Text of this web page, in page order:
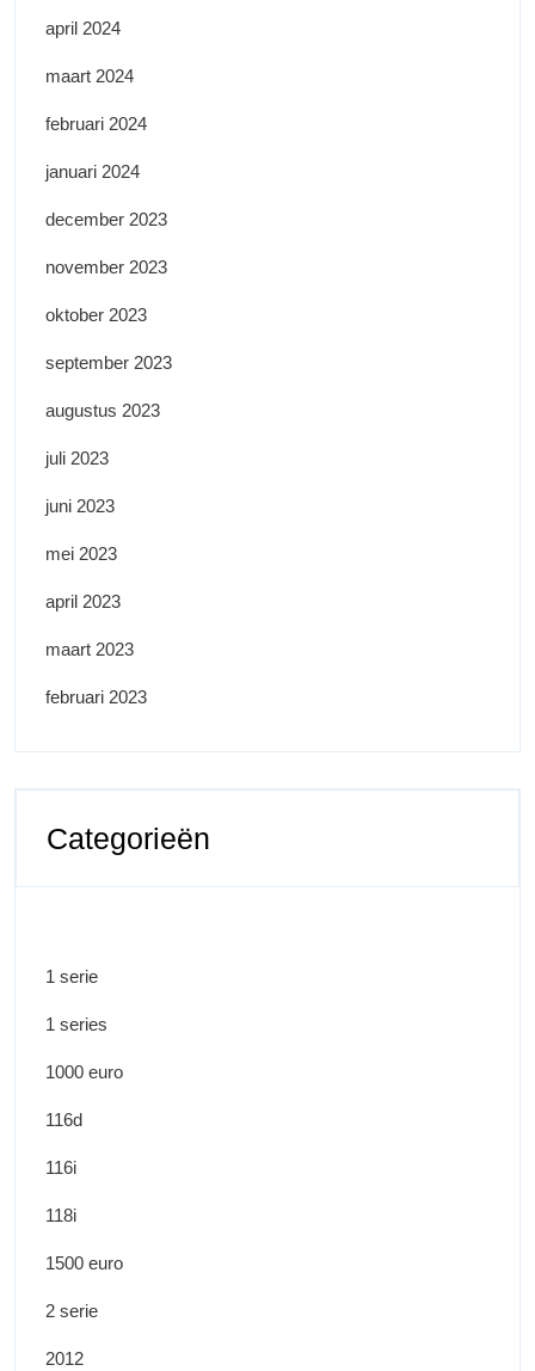
april 2024
maart 2024
februari 2024
januari 2024
december 2023
november 2023
oktober 2023
september 2023
augustus 2023
juli 2023
juni 2023
mei 2023
april 2023
maart 2023
februari 2023
Categorieën
1 serie
1 series
1000 euro
116d
116i
118i
1500 euro
2 serie
2012